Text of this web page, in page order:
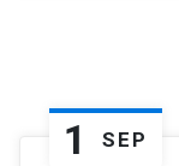
1 SEP